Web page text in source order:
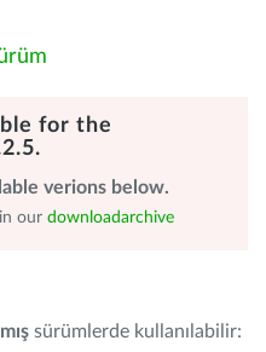
for the
verions below.
our downloadarchive
sürümlerde kullanılabilir: